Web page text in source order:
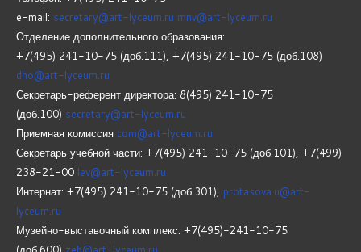
e-mail: secretary@art-lyceum.ru mnv@art-lyceum.ru
Отделение дополнительного образования:
+7(495) 241-10-75 (доб.111), +7(495) 241-10-75 (доб.108)
dho@art-lyceum.ru
Секретарь-референт директора: 8(495) 241-10-75
(доб.100) secretary@art-lyceum.ru
Приемная комиссия com@art-lyceum.ru
Секретарь учебной части: +7(495) 241-10-75 (доб.101), +7(499)
238-21-00 lev@art-lyceum.ru
Интернат: +7(495) 241-10-75 (доб.301), protasova.u@art-
lyceum.ru
Музейно-выставочный комплекс: +7(495)-241-10-75